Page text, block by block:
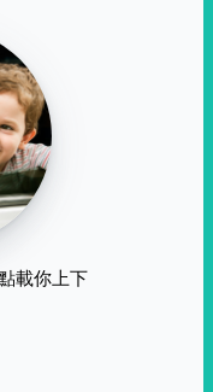
載你上下